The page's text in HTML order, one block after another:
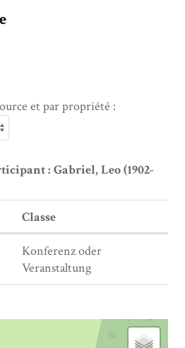
et par propriété :
: Gabriel, Leo (1902-
Classe
Konferenz oder
Veranstaltung